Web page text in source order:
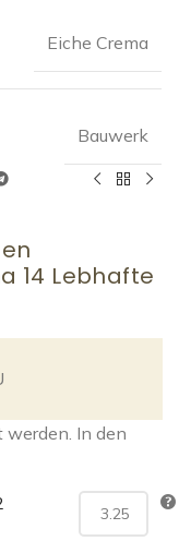
Eiche Crema
Bauwerk
14 Lebhafte
In den